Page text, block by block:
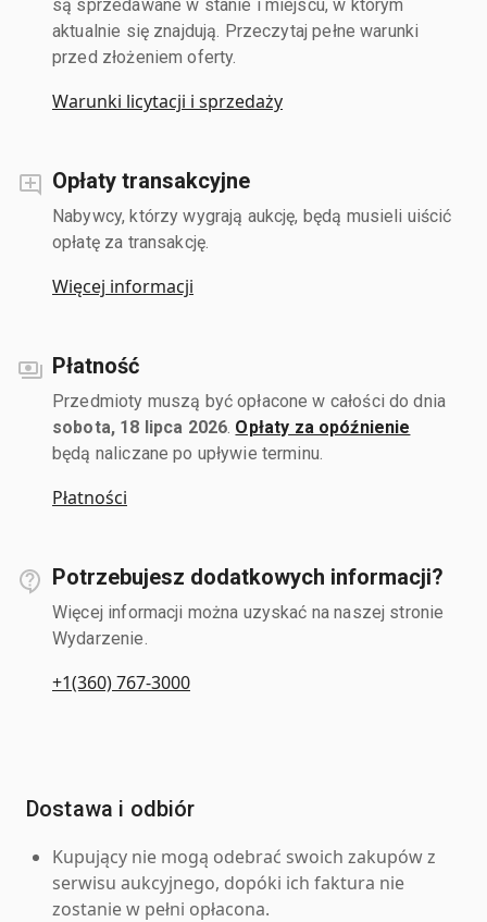
są sprzedawane w stanie i miejscu, w którym
aktualnie się znajdują. Przeczytaj pełne warunki
przed złożeniem oferty.
Warunki licytacji i sprzedaży
Opłaty transakcyjne
Nabywcy, którzy wygrają aukcję, będą musieli uiścić
opłatę za transakcję.
Więcej informacji
Płatność
Przedmioty muszą być opłacone w całości do dnia
sobota, 18 lipca 2026 Opłaty za opóźnienie
będą naliczane po upływie terminu.
Płatności
Potrzebujesz dodatkowych informacji?
Więcej informacji można uzyskać na naszej stronie
Wydarzenie.
+1(360) 767-3000
Dostawa i odbiór
Kupujący nie mogą odebrać swoich zakupów z
serwisu aukcyjnego, dopóki ich faktura nie
zostanie w pełni opłacona.